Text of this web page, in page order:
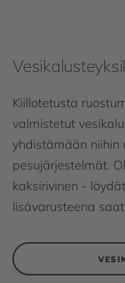
Kiillotetusta
valmistetut
yhdistämään niihin
pesujärjestelmät.
kaksirivinen -
lisävarusteena